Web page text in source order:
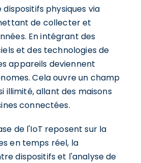
physiques via
de collecter et
En intégrant des
et des technologies de
appareils deviennent
Cela ouvre un champ
illimité, allant des maisons
connectées.
de l'IoT reposent sur la
en temps réel, la
dispositifs et l'analyse de